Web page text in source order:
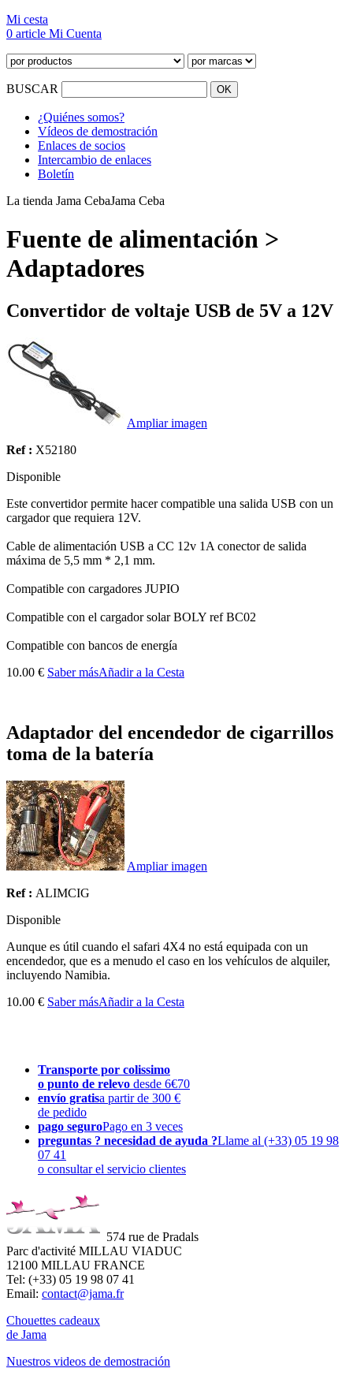
Mi cesta
0 article Mi Cuenta
BUSCAR
¿Quiénes somos?
Vídeos de demostración
Enlaces de socios
Intercambio de enlaces
Boletín
La tienda Jama CebaJama Ceba
Fuente de alimentación >
Adaptadores
Convertidor de voltaje USB de 5V a 12V
Ampliar imagen
Ref : X52180
Disponible
Este convertidor permite hacer compatible una salida USB con un
cargador que requiera 12V.
Cable de alimentación USB a CC 12v 1A conector de salida
máxima de 5,5 mm * 2,1 mm.
Compatible con cargadores JUPIO
Compatible con el cargador solar BOLY ref BC02
Compatible con bancos de energía
10.00 € Saber másAñadir a la Cesta
Adaptador del encendedor de cigarrillos
toma de la batería
Ampliar imagen
Ref : ALIMCIG
Disponible
Aunque es útil cuando el safari 4X4 no está equipada con un
encendedor, que es a menudo el caso en los vehículos de alquiler,
incluyendo Namibia.
10.00 € Saber másAñadir a la Cesta
Transporte por colissimo
o punto de relevo desde 6€70
envío gratisa partir de 300 €
de pedido
pago seguroPago en 3 veces
preguntas ? necesidad de ayuda ?Llame al (+33) 05 19 98
07 41
o consultar el servicio clientes
574 rue de Pradals
Parc d'activité MILLAU VIADUC
12100 MILLAU FRANCE
Tel: (+33) 05 19 98 07 41
Email: contact@jama.fr
Chouettes cadeaux
de Jama
Nuestros videos de demostración